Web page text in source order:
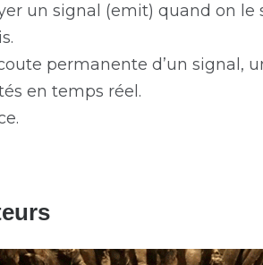
un signal (emit) quand on
permanente d’un signal,
en temps réel.